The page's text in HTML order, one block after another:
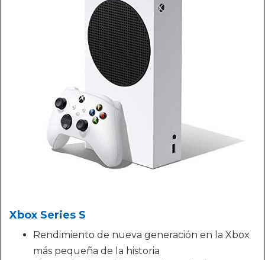
Xbox Series S
Rendimiento de nueva generación en la Xbox
más pequeña de la historia